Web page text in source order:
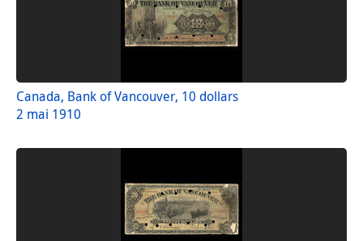
Canada, Bank of Vancouver, 10 dollars
2 mai 1910